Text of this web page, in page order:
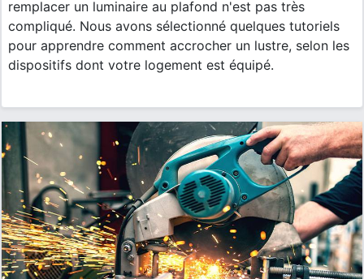
remplacer un luminaire au plafond n'est pas très
compliqué. Nous avons sélectionné quelques tutoriels
pour apprendre comment accrocher un lustre, selon les
dispositifs dont votre logement est équipé.